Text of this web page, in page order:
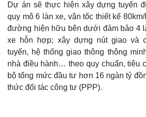
Dự án sẽ thực hiện xây dựng tuyến
quy mô 6 làn xe, vận tốc thiết kế
đường hiện hữu bên dưới đảm bảo 4
xe hỗn hợp; xây dựng nút giao và
tuyến, hệ thống giao thông thông
nhà điều hành… theo quy chuẩn, tiêu
bộ tổng mức đầu tư hơn 16 ngàn tỷ
thức đối tác công tư (PPP).